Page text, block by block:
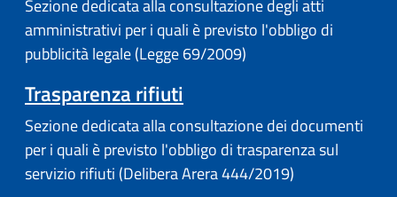
Sezione dedicata alla consultazione degli atti
amministrativi per i quali è previsto l'obbligo di
pubblicità legale (Legge 69/2009)
Trasparenza rifiuti
Sezione dedicata alla consultazione dei documenti
per i quali è previsto l'obbligo di trasparenza sul
servizio rifiuti (Delibera Arera 444/2019)